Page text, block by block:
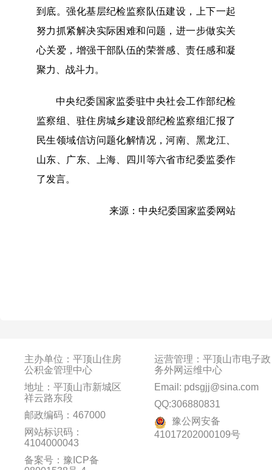
到底。强化基层纪检监察队伍建设，上下一起
努力抓紧解决实际困难和问题，进一步做实关
心关爱，增强干部队伍的荣誉感、责任感和凝
聚力、战斗力。
中央纪委国家监委驻中央社会工作部纪检
监察组、驻住房城乡建设部纪检监察组汇报了
民生领域信访问题化解情况，河南、黑龙江、
山东、广东、上海、四川等六省市纪委监委作
了发言。
来源：中央纪委国家监委网站
主办单位：平顶山住房
公积金管理中心
地址：平顶山市新城区
祥云路东段
邮政编码：467000
网站标识码：
4104000043
备案号：豫ICP备
运营管理：平顶山市电子政
务外网运维中心
Email: pdsgjj@sina.com
QQ:306880831
豫公网安备
41017202000109号